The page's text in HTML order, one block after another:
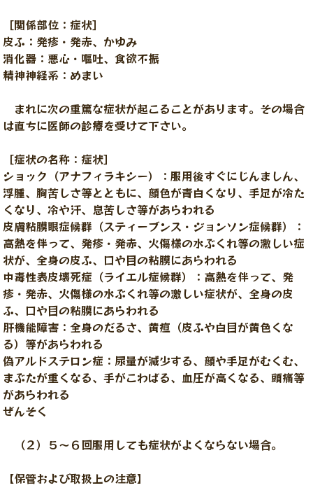
［関係部位：症状］
皮ふ：発疹・発赤、かゆみ
消化器：悪心・嘔吐、食欲不振
精神神経系：めまい
まれに次の重篤な症状が起こることがあります。その場合
は直ちに医師の診療を受けて下さい。
［症状の名称：症状］
ショック（アナフィラキシー）：服用後すぐにじんましん、
浮腫、胸苦しさ等とともに、顔色が青白くなり、手足が冷た
くなり、冷や汗、息苦しさ等があらわれる
皮膚粘膜眼症候群（スティーブンス・ジョンソン症候群）：
高熱を伴って、発疹・発赤、火傷様の水ぶくれ等の激しい症
状が、全身の皮ふ、口や目の粘膜にあらわれる
中毒性表皮壊死症（ライエル症候群）：高熱を伴って、発
疹・発赤、火傷様の水ぶくれ等の激しい症状が、全身の皮
ふ、口や目の粘膜にあらわれる
肝機能障害：全身のだるさ、黄疸（皮ふや白目が黄色くな
る）等があらわれる
偽アルドステロン症：尿量が減少する、顔や手足がむくむ、
まぶたが重くなる、手がこわばる、血圧が高くなる、頭痛等
があらわれる
ぜんそく
（２）５～６回服用しても症状がよくならない場合。
【保管および取扱上の注意】